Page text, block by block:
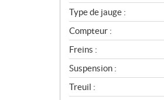
Type de jauge :
Compteur :
Freins :
Suspension :
Treuil :